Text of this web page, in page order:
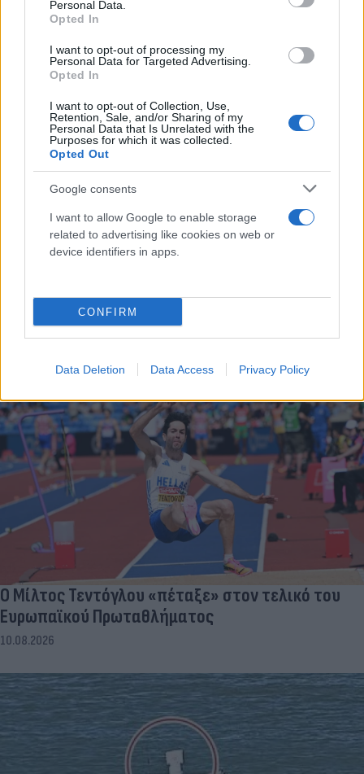
Personal Data.
Opted In
I want to opt-out of processing my
Personal Data for Targeted Advertising.
Opted In
I want to opt-out of Collection, Use,
Retention, Sale, and/or Sharing of my
Personal Data that Is Unrelated with the
Purposes for which it was collected.
Opted Out
Google consents
I want to allow Google to enable storage
related to advertising like cookies on web or
device identifiers in apps.
CONFIRM
Data Deletion Data Access Privacy Policy
ΡΕΠΟΡΤΑΖ FLASH
Πόρτο Χέλι: Νεκρή η ιδιοκτήτρια
γνωστού ξενοδοχείου – Έπεσε από τον 6ο όροφο
Ο Μίλτος Τεντόγλου «πέταξε» στον τελικό του
Ευρωπαϊκού Πρωταθλήματος
10.08.2026